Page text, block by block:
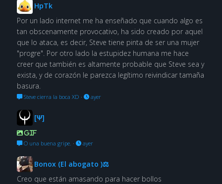
HpTk
Por un lado internet me ha enseñado que cuando algo es
tan obscenamente provocativo, ha sido creado por aquel
que lo ataca, es decir, Steve tiene pinta de ser una mujer
"progre". Por otro lado la estupidez humana me hace
creer que también es altamente probable que Steve sea y
exista, y de corazón le parezca legítimo reivindicar tamaña
basura.
Steve cierra la boca XD · ayer
[Ψ]
GIF
O una buena gripe. · ayer
Bonox (El abogato )⚖
Creo que están amasando para hacer bollos